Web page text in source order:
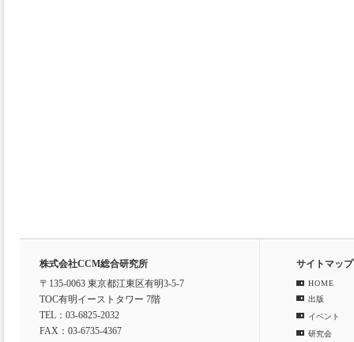
株式会社CCM総合研究所
〒135-0063 東京都江東区有明3-5-7
TOC有明イーストタワー 7階
TEL：03-6825-2032
FAX：03-6735-4367
サイトマップ
HOME
出版
イベント
研究会